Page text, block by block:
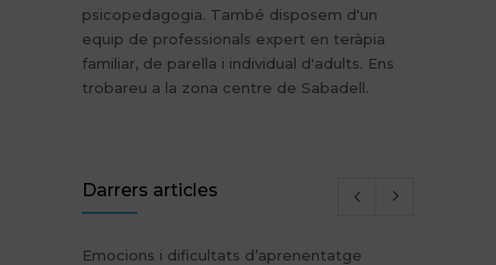
psicopedagogia. També disposem d'un
equip de professionals expert en teràpia
familiar, de parella i individual d'adults. Ens
trobareu a la zona centre de Sabadell.
Darrers articles
Emocions i dificultats d’aprenentatge